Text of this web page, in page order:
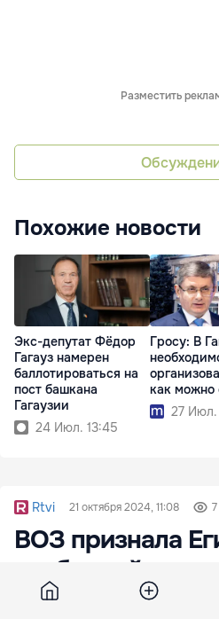
Разместить
Похожие новости
Экс-депутат Фёдор
Гагауз намерен
баллотироваться на
пост башкана
Гагаузии
24 Июл. 13:45
Гросу: В
как можно
27 Июл.
Rtvi 21 октября 2024, 11:08
ВОЗ признала
свободной от